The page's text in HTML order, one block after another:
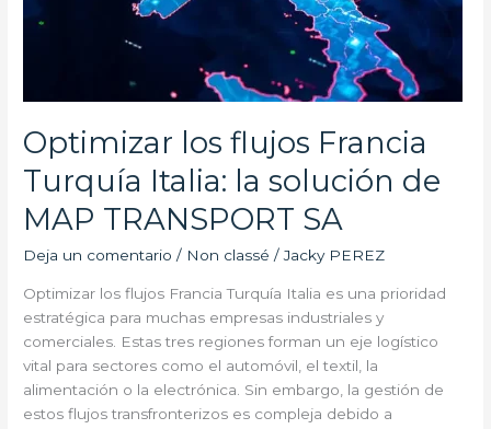
Optimizar los flujos Francia
Turquía Italia: la solución de
MAP TRANSPORT SA
Deja un comentario / Non classé /Jacky PEREZ
Optimizar los flujos Francia Turquía Italia es una prioridad
estratégica para muchas empresas industriales y
comerciales. Estas tres regiones forman un eje logístico
vital para sectores como el automóvil, el textil, la
alimentación o la electrónica. Sin embargo, la gestión de
estos flujos transfronterizos es compleja debido a
Italia:
TRANSPORT